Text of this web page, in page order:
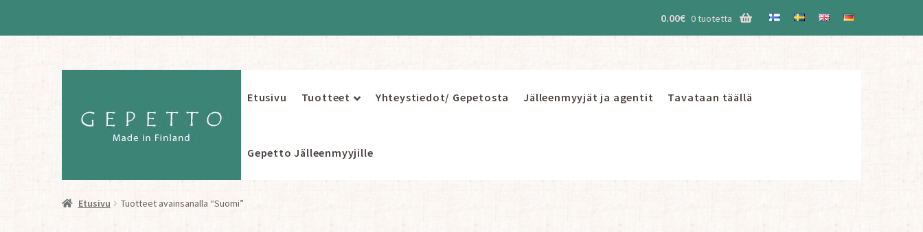
0.00€ 0 tuotetta
Siirry
Siirry
Etusivu Tuotteet Yhteystiedot/ Gepetosta Jälleenmyyjät ja agentit Tavataan täällä
Gepetto Jälleenmyyjille
Etusivu Tuotteet avainsanalla “Suomi”